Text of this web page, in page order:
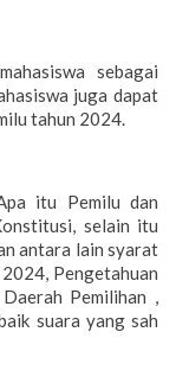
sebagai
juga dapat
tahun 2024.
itu Pemilu dan
selain itu
antara lain syarat
Pengetahuan
Pemilihan ,
suara yang sah